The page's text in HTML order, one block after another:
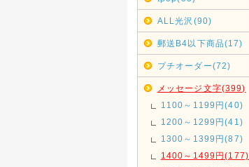
ALL光沢(90)
郵送B4以下商品(17)
プチオーダー(72)
メッセージ文字(399)
1100～1199円(40)
1200～1299円(41)
1300～1399円(87)
1400～1499円(177)